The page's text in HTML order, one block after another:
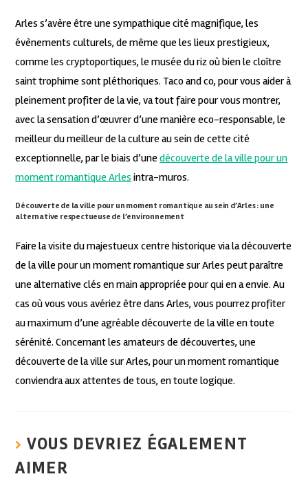
Arles s’avère être une sympathique cité magnifique, les
évènements culturels, de même que les lieux prestigieux,
comme les cryptoportiques, le musée du riz où bien le cloître
saint trophime sont pléthoriques. Taco and co, pour vous aider à
pleinement profiter de la vie, va tout faire pour vous montrer,
avec la sensation d’œuvrer d’une manière eco-responsable, le
meilleur du meilleur de la culture au sein de cette cité
exceptionnelle, par le biais d’unedécouverte de la ville pour un
moment romantique Arles intra-muros.
Découverte de la ville pour un moment romantique au sein d’Arles : une
alternative respectueuse de l’environnement
Faire la visite du majestueux centre historique via la découverte
de la ville pour un moment romantique sur Arles peut paraître
une alternative clés en main appropriée pour qui en a envie. Au
cas où vous vous avériez être dans Arles, vous pourrez profiter
au maximum d’une agréable découverte de la ville en toute
sérénité. Concernant les amateurs de découvertes, une
découverte de la ville sur Arles, pour un moment romantique
conviendra aux attentes de tous, en toute logique.
VOUS DEVRIEZ ÉGALEMENT
AIMER